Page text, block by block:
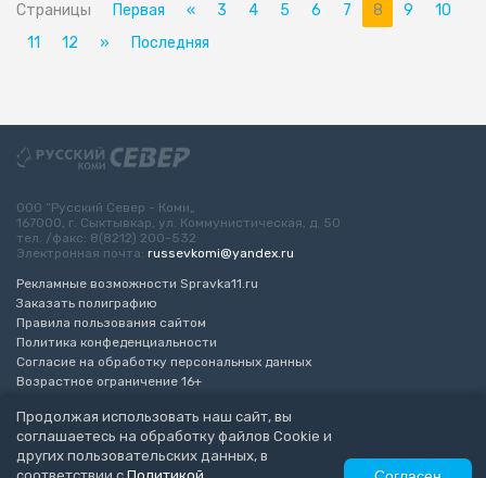
Страницы Первая « 3 4 5 6 7 8 9
10
11
12 » Последняя
Продолжая использовать наш сайт, вы
соглашаетесь на обработку файлов Cookie и
других пользовательских данных, в
ООО “Русский Север - Коми„
167000, г. Сыктывкар, ул. Коммунистическая, д. 50
тел. /факс: 8(8212) 200-532
Электронная почта: russevkomi@yandex.ru
Рекламные возможности Spravka11.ru
Заказать полиграфию
Правила пользования сайтом
Политика конфеденциальности
Согласие на обработку персональных данных
Возрастное ограничение 16+
Разработка сайта“ЭкспертБизнесГрупп”
© 2010-2026 Русский Север - Коми